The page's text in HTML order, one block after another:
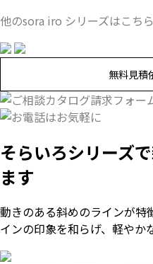
他のsora iro シリーズはこちら
無料見積
そらいろシリーズ
ます
動きのある斜めのラインが特
インの印象を和らげ、軽やか